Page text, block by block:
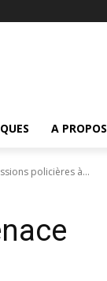
A PROPOS
policières à...